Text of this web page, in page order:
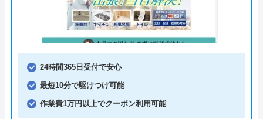
24時間365日受付で安心
最短10分で駆けつけ可能
作業費1万円以上でクーポン利用可能